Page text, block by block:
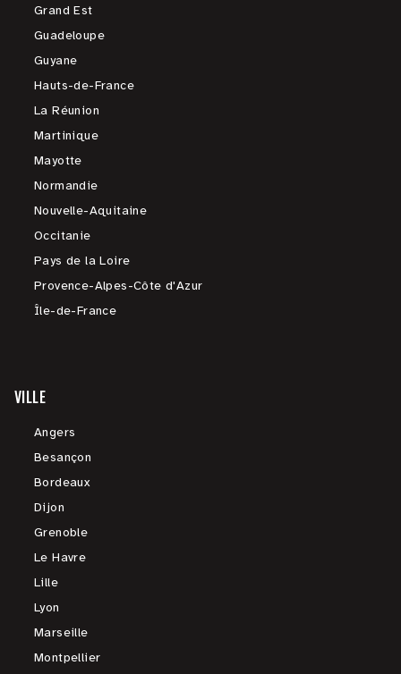
Grand Est
Guadeloupe
Guyane
Hauts-de-France
La Réunion
Martinique
Mayotte
Normandie
Nouvelle-Aquitaine
Occitanie
Pays de la Loire
Provence-Alpes-Côte d'Azur
Île-de-France
VILLE
Angers
Besançon
Bordeaux
Dijon
Grenoble
Le Havre
Lille
Lyon
Marseille
Montpellier